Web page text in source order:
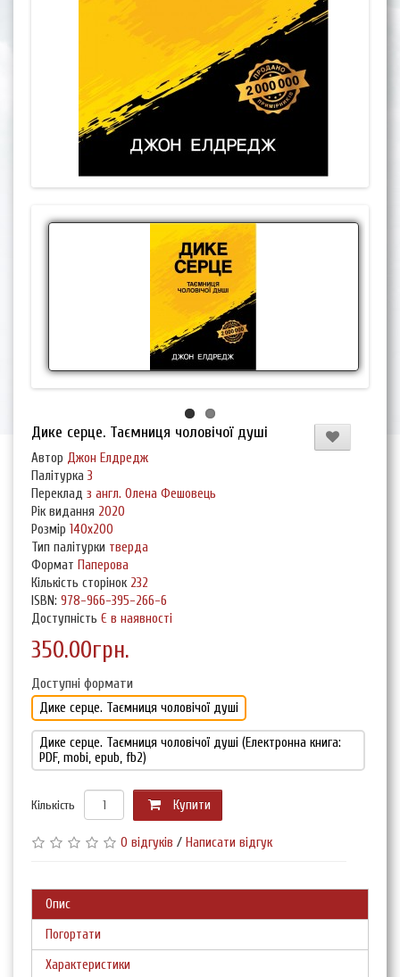
Дике серце. Таємниця чоловічої душі
Автор Джон Елдредж
Палітурка 3
Переклад з англ. Олена Фешовець
Рік видання 2020
Розмір 140x200
Тип палітурки тверда
Формат Паперова
Кількість сторінок 232
ISBN: 978-966-395-266-6
Доступність Є в наявності
350.00грн.
Доступні формати
Дике серце. Таємниця чоловічої душі
Дике серце. Таємниця чоловічої душі (Електронна книга:
PDF, mobi, epub, fb2)
Кількість Купити
0 відгуків / Написати відгук
Опис
Погортати
Характеристики